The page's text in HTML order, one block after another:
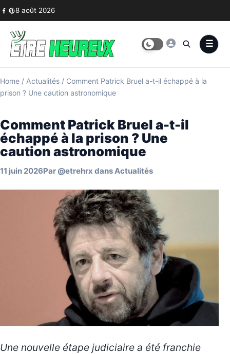
Skip to content
8 août 2026
Home / Actualités / Comment Patrick Bruel a-t-il échappé à la
prison ? Une caution astronomique
Comment Patrick Bruel a-t-il
échappé à la prison ? Une
caution astronomique
11 juin 2026Par @etrehrx dansActualités
Une nouvelle étape judiciaire a été franchie